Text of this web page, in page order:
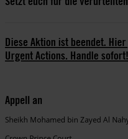
Diese Aktion ist beendet.
Urgent Actions. Handle sofort!
Appell an
Sheikh Mohamed bin Zayed Al